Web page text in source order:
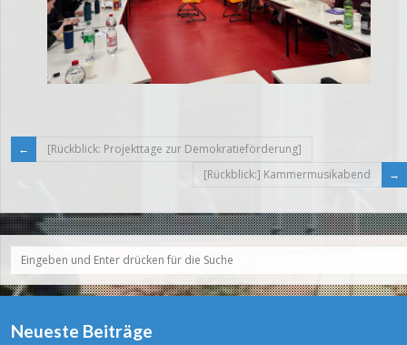
[Rückblick: Projekttage zur Demokratieförderung]
[Rückblick:] Kammermusikabend
Neueste Beiträge